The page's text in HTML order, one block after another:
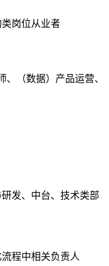
岗位从业者
（数据）产品运营、
发、中台、技术类部
程中相关负责人